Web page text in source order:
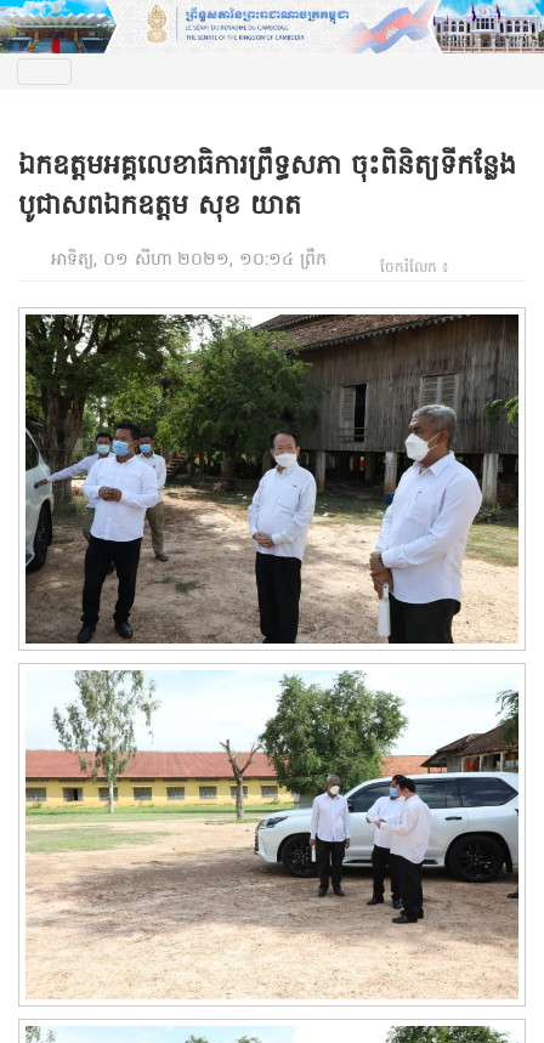
ឯកឧត្តមអគ្គលេខាធិការព្រឹទ្ធសភា ចុះពិនិត្យទីកន្លែង
បូជាសពឯកឧត្តម សុខ យាត
អាទិត្យ, ០១ សីហា ២០២១, ១០:១៤ ព្រឹក ចែករំលែក ៖